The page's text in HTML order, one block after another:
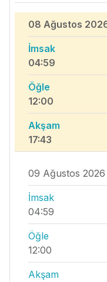
08 Ağustos
İmsak
04:59
Öğle
12:00
Akşam
17:43
09 Ağustos 2026
İmsak
04:59
Öğle
12:00
Akşam